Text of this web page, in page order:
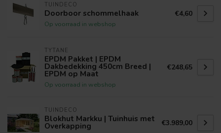
TUINDECO
Doorboor schommelhaak
Op voorraad in webshop
€4,60
TYTANE
EPDM Pakket | EPDM
Dakbedekking 450cm Breed |
EPDM op Maat
Op voorraad in webshop
€248,65
TUINDECO
Blokhut Markku | Tuinhuis met
Overkapping €3.989,00